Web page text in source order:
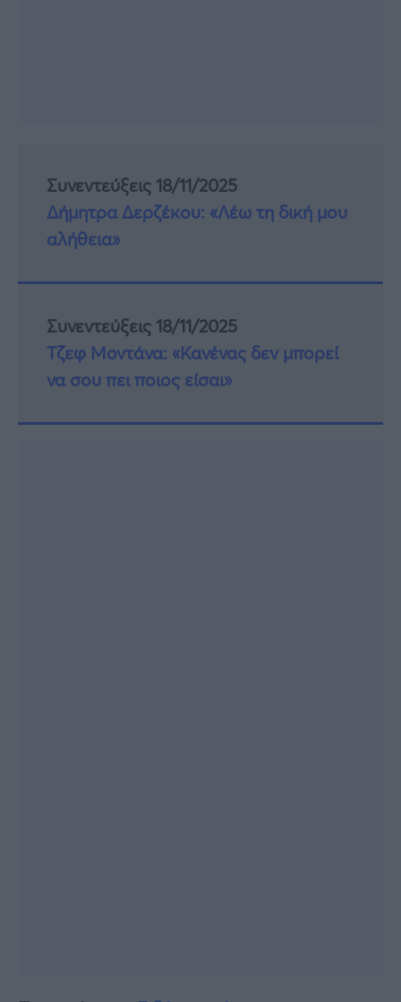
Συνεντεύξεις 18/11/2025
Δήμητρα Δερζέκου: «Λέω τη δική μου
αλήθεια»
Συνεντεύξεις 18/11/2025
Τζεφ Μοντάνα: «Κανένας δεν μπορεί
να σου πει ποιος είσαι»